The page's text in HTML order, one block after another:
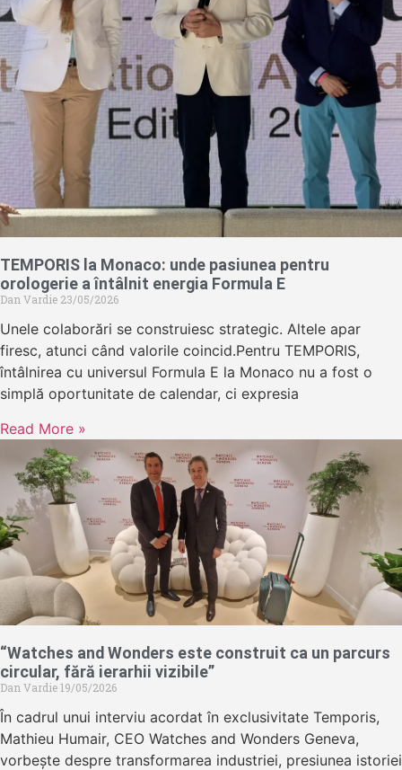
TEMPORIS la Monaco: unde pasiunea pentru
orologerie a întâlnit energia Formula E
Dan Vardie 23/05/2026
Unele colaborări se construiesc strategic. Altele apar
firesc, atunci când valorile coincid.Pentru TEMPORIS,
întâlnirea cu universul Formula E la Monaco nu a fost o
simplă oportunitate de calendar, ci expresia
Read More »
“Watches and Wonders este construit ca un parcurs
circular, fără ierarhii vizibile”
Dan Vardie19/05/2026
În cadrul unui interviu acordat în exclusivitate Temporis,
Mathieu Humair, CEO Watches and Wonders Geneva,
vorbește despre transformarea industriei, presiunea istoriei